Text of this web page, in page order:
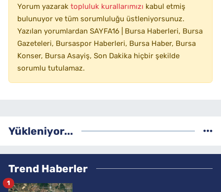
Yorum yazarak topluluk kurallarımızı kabul etmiş
bulunuyor ve tüm sorumluluğu üstleniyorsunuz.
Yazılan yorumlardan SAYFA16 | Bursa Haberleri, Bursa
Gazeteleri, Bursaspor Haberleri, Bursa Haber, Bursa
Konser, Bursa Asayiş, Son Dakika hiçbir şekilde
sorumlu tutulamaz.
Yükleniyor...
Trend Haberler
1